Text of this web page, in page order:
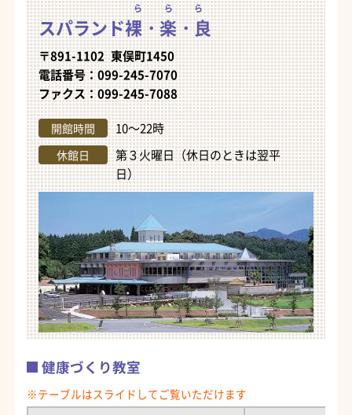
スパランド裸・楽・良
ららら
〒891-1102 東俣町1450
電話番号：099-245-7070
ファクス：099-245-7088
開館時間 10～22時
休館日
第３火曜日（休日のときは翌平
日）
健康づくり教室